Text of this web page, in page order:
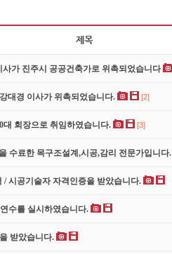
가 진주시 공공건축가로 위촉되었습니다
대경 이사가 위촉되었습니다. [2]
회장으로 취임하였습니다. [3]
수료한 목구조설계,시공,감리 전문가입니다.
시공기술자 자격인증을 받았습니다.
수를 실시하였습니다.
받았습니다.